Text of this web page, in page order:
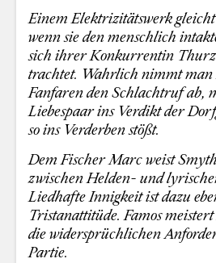
Einem Elektrizitätswerk
wenn sie den menschlich
sich ihrer Konkurrentin
trachtet. Wahrlich nimmt
Fanfaren den Schlachtruf ab,
Liebespaar ins Verdikt der
so ins Verderben stößt.
Dem Fischer Marc weist
zwischen Helden- und
Liedhafte Innigkeit ist dazu
Tristanattitüde. Famos
die widersprüchlichen
Partie.